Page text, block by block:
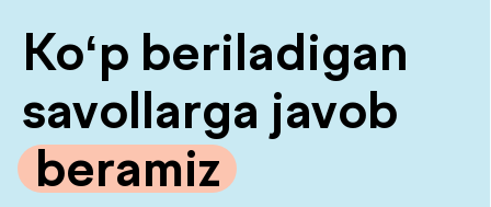
organizmdagi suyuqlik miqdori va modda almashinuvi
xususiyatlari.